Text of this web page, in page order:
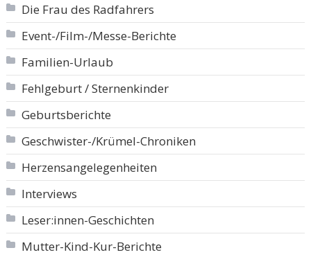
Die Frau des Radfahrers
Event-/Film-/Messe-Berichte
Familien-Urlaub
Fehlgeburt / Sternenkinder
Geburtsberichte
Geschwister-/Krümel-Chroniken
Herzensangelegenheiten
Interviews
Leser:innen-Geschichten
Mutter-Kind-Kur-Berichte